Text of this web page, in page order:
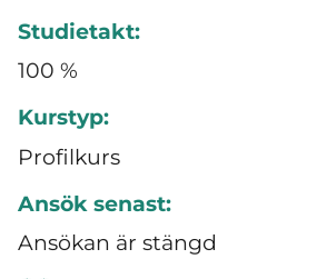
Studietakt:
100 %
Kurstyp:
Profilkurs
Ansök senast:
Ansökan är stängd